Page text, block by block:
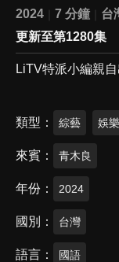
2024
7 分鐘 台
更新至第1280集
LiTV特派小編親
類型 綜藝 娛樂
來賓 青木良
年份 2024
國別 台灣
語言 國語